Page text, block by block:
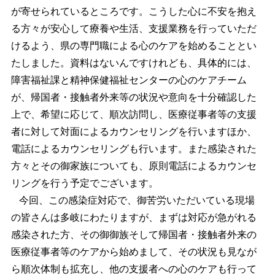
が寄せられているところです。こうした心に不安を抱え
る方々が安心して療養や生活、支援業務を行っていただ
けるよう、県の専門職による心のケアを始めることとい
たしました。資料はないんですけれども、具体的には、
障害福祉課と精神保健福祉センターの心のケアチーム
が、帰国者・接触者外来等の状況や意向を十分確認した
上で、希望に応じて、順次訪問し、医療従事者等の支援
者に対して対面によるカウンセリングを行いますほか、
電話によるカウンセリングも行います。また感染された
方々とその御家族についても、原則電話によるカウンセ
リングを行う予定でございます。
今回、この感染症対応で、御苦労いただいている現場
の皆さんは多岐にわたりますが、まずは対応が急がれる
感染された方、その御御族そして帰国者・接触者外来の
医療従事者等のケアから始めまして、その状況も見なが
ら順次体制も拡充し、他の支援者への心のケアも行って